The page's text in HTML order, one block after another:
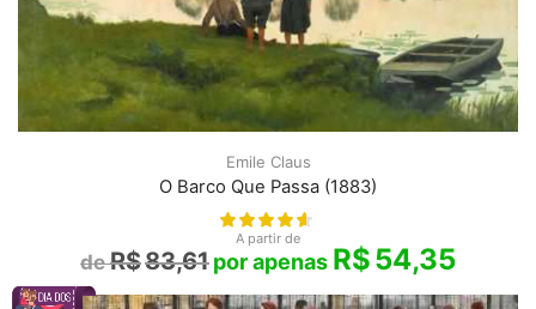
Emile Claus
O Barco Que Passa (1883)
A partir de
R$83,61 R$54,35